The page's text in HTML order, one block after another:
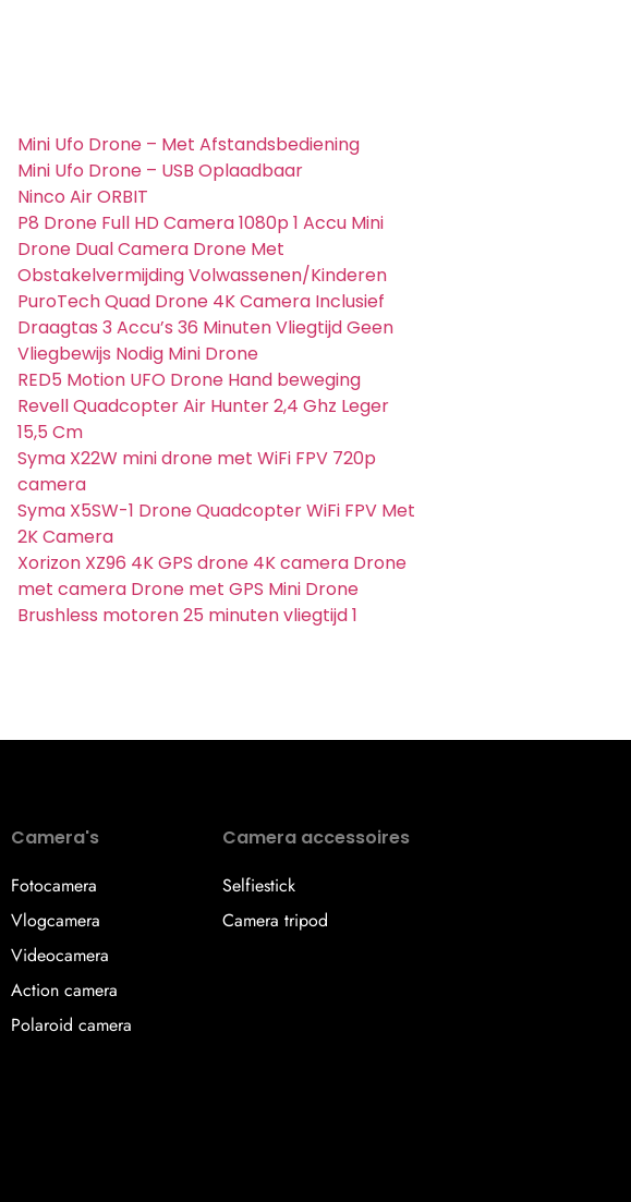
Mini Ufo Drone – Met Afstandsbediening
Mini Ufo Drone – USB Oplaadbaar
Ninco Air ORBIT
P8 Drone Full HD Camera 1080p 1 Accu Mini
Drone Dual Camera Drone Met
Obstakelvermijding Volwassenen/Kinderen
PuroTech Quad Drone 4K Camera Inclusief
Draagtas 3 Accu’s 36 Minuten Vliegtijd Geen
Vliegbewijs Nodig Mini Drone
RED5 Motion UFO Drone Hand beweging
Revell Quadcopter Air Hunter 2,4 Ghz Leger
15,5 Cm
Syma X22W mini drone met WiFi FPV 720p
camera
Syma X5SW-1 Drone Quadcopter WiFi FPV Met
2K Camera
Xorizon XZ96 4K GPS drone 4K camera Drone
met camera Drone met GPS Mini Drone
Brushless motoren 25 minuten vliegtijd 1
Camera's
Fotocamera
Vlogcamera
Videocamera
Action camera
Polaroid camera
Camera accessoires
Selfiestick
Camera tripod